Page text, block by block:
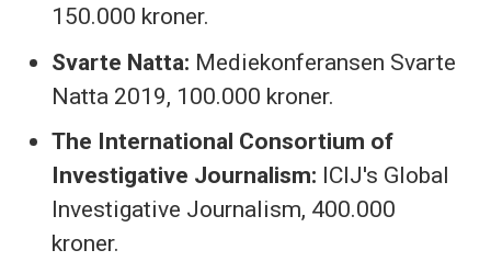
150.000 kroner.
Svarte Natta: Mediekonferansen Svarte
Natta 2019, 100.000 kroner.
The International Consortium of
Investigative Journalism: ICIJ's Global
Investigative Journalism, 400.000
kroner.